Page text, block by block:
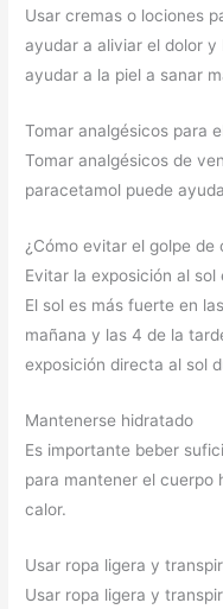
Usar cremas o lociones
ayudar a aliviar el dolor
ayudar a la piel a sanar
Tomar analgésicos para
Tomar analgésicos de
paracetamol puede
¿Cómo evitar el golpe de
Evitar la exposición al sol
El sol es más fuerte en
mañana y las 4 de la
exposición directa al sol
Mantenerse hidratado
Es importante beber
para mantener el cuerpo
calor.
Usar ropa ligera y
Usar ropa ligera y